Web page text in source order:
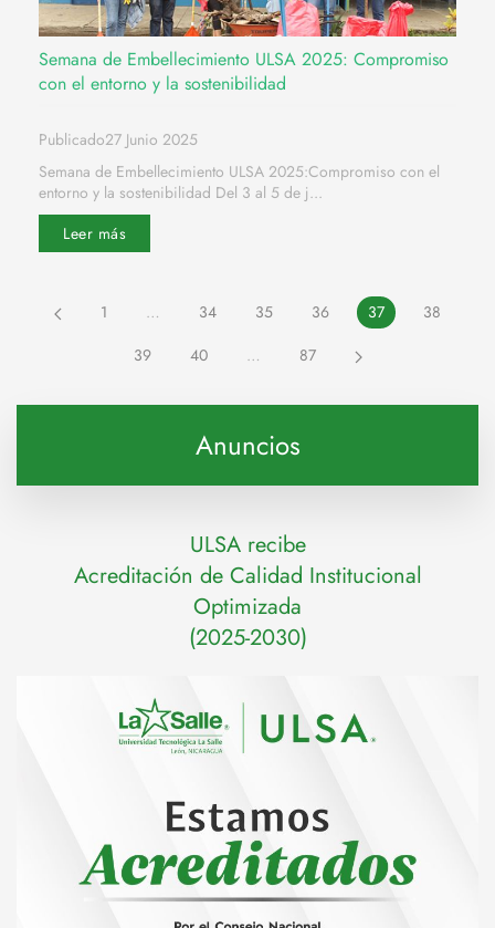
Semana de Embellecimiento ULSA 2025: Compromiso
con el entorno y la sostenibilidad
Publicado27 Junio 2025
Semana de Embellecimiento ULSA 2025:Compromiso con el
entorno y la sostenibilidad Del 3 al 5 de j...
Leer más
1 … 34 35 36 37
38
39
40 … 87
Anuncios
ULSA recibe
Acreditación de Calidad Institucional
Optimizada
(2025-2030)